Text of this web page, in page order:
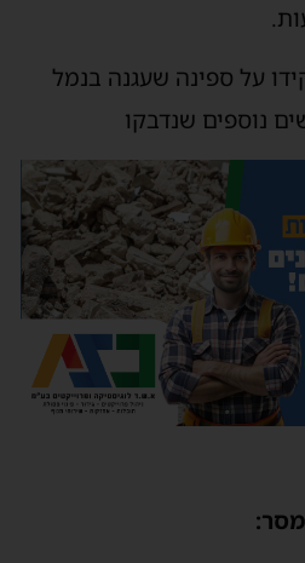
על ספינה שעגנה בנמל
נוספים שנדבקו